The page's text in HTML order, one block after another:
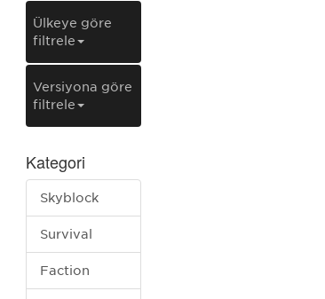
Ülkeye göre
filtrele
Versiyona göre
filtrele
Kategori
Skyblock
Survival
Faction